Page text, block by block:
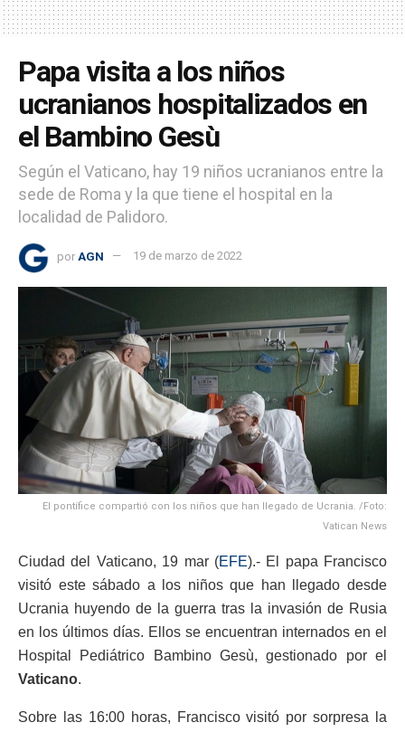
Papa visita a los niños
ucranianos hospitalizados en
el Bambino Gesù
Según el Vaticano, hay 19 niños ucranianos entre la
sede de Roma y la que tiene el hospital en la
localidad de Palidoro.
por AGN 19 de marzo de 2022
El pontífice compartió con los niños que han llegado de Ucrania. /Foto:
Vatican News
Ciudad del Vaticano, 19 mar (EFE).- El papa Francisco
visitó este sábado a los niños que han llegado desde
Ucrania huyendo de la guerra tras la invasión de Rusia
en los últimos días. Ellos se encuentran internados en el
Hospital Pediátrico Bambino Gesù, gestionado por el
Vaticano.
Sobre las 16:00 horas, Francisco visitó por sorpresa la